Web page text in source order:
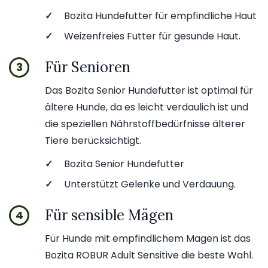
✓
Bozita Hundefutter für empfindliche Haut
✓
Weizenfreies Futter für gesunde Haut.
3 Für Senioren
Das Bozita Senior Hundefutter ist optimal für
ältere Hunde, da es leicht verdaulich ist und
die speziellen Nährstoffbedürfnisse älterer
Tiere berücksichtigt.
✓
Bozita Senior Hundefutter
✓
Unterstützt Gelenke und Verdauung.
4 Für sensible Mägen
Für Hunde mit empfindlichem Magen ist das
Bozita ROBUR Adult Sensitive die beste Wahl.